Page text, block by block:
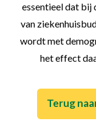
Terug
essentieel dat bij
van
wordt met
het effect